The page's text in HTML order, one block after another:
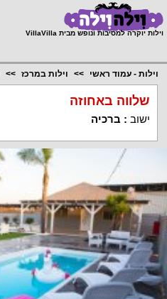
וילות יוקרה למסיבות ונופש מבית VillaVilla
וילות - עמוד ראשי וילות במרכז
שלווה באחוזה
ישוב : ברכיה